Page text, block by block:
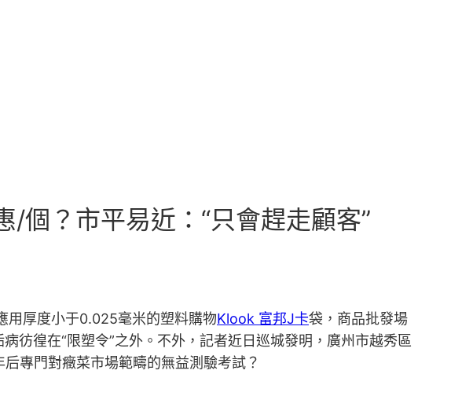
個？市平易近：“只會趕走顧客”
用厚度小于0.025毫米的塑料購物Klook 富邦J卡袋，商品批發場
彷徨在“限塑令”之外。不外，記者近日巡城發明，廣州市越秀區
專門對癥菜市場範疇的無益測驗考試？